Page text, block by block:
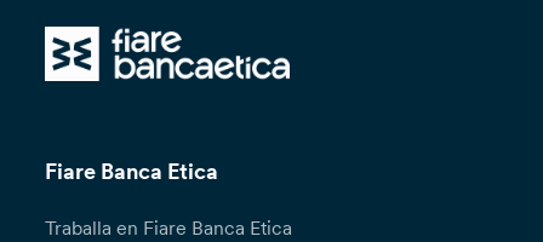
Fiare Banca Etica
Traballa en Fiare Banca Etica